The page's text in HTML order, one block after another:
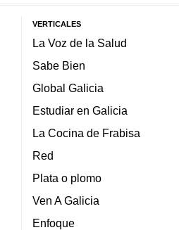
VERTICALES
La Voz de la Salud
Sabe Bien
Global Galicia
Estudiar en Galicia
La Cocina de Frabisa
Red
Plata o plomo
Ven A Galicia
Enfoque